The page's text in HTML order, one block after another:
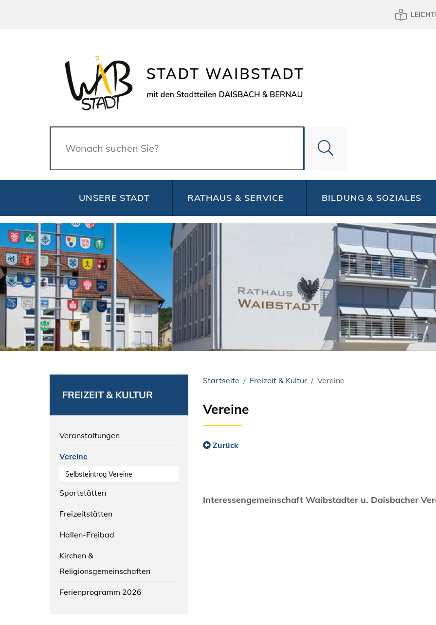
Suche
UNSERE STADT RATHAUS & SERVICE BILDUNG & SOZIALES
FREIZEIT & KULTUR
Veranstaltungen
Vereine
Selbsteintrag Vereine
Sportstätten
Freizeitstätten
Hallen-Freibad
Kirchen &
Religionsgemeinschaften
Ferienprogramm 2026
Startseite Freizeit & Kultur Vereine
Vereine
Zurück
Interessengemeinschaft Waibstadter u. Daisbacher